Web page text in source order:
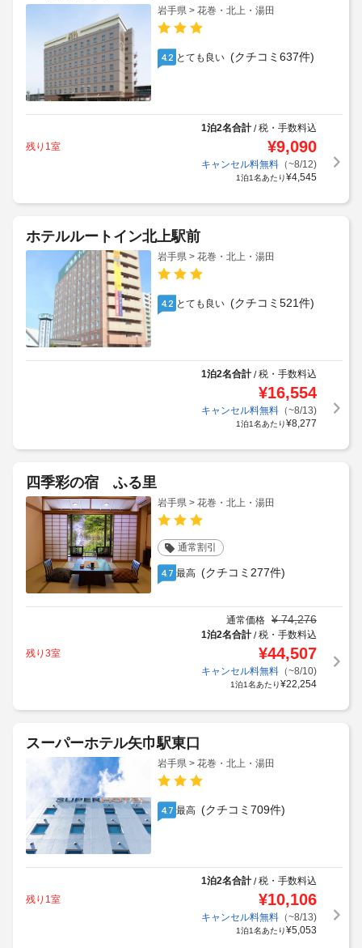
岩手県 > 花巻・北上・湯田
4.2 とても良い (クチコミ637件)
1泊2名合計/税・手数料込
残り1室
¥9,090
キャンセル料無料（~8/12)
1泊1名あたり¥4,545
ホテルルートイン北上駅前
岩手県 > 花巻・北上・湯田
4.2 とても良い (クチコミ521件)
1泊2名合計/税・手数料込
¥16,554
キャンセル料無料（~8/13)
1泊1名あたり¥8,277
四季彩の宿 ふる里
岩手県 > 花巻・北上・湯田
通常割引
4.7 最高 (クチコミ277件)
通常価格 ¥ 74,276
1泊2名合計/税・手数料込
残り3室
¥44,507
キャンセル料無料（~8/10)
1泊1名あたり¥22,254
スーパーホテル矢巾駅東口
岩手県 > 花巻・北上・湯田
4.7 最高 (クチコミ709件)
1泊2名合計/税・手数料込
残り1室
¥10,106
キャンセル料無料（~8/13)
1泊1名あたり¥5,053